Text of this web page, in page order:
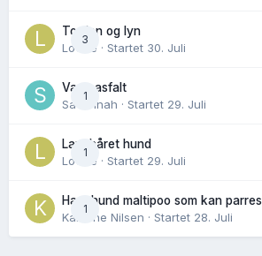
3
Torden og lyn
Lovise · Startet 30. Juli
1
Varm asfalt
Savannah · Startet 29. Juli
1
Langhåret hund
Lovise · Startet 29. Juli
1
Hannhund maltipoo som kan parres
Karoline Nilsen · Startet 28. Juli